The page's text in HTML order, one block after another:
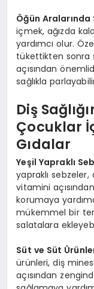
Öğün Aralarında
içmek, ağızda
yardımcı olur.
tükettikten sonra
açısından
sağlıkla
Diş
Çocuklar
Gıdalar
Yeşil Yapraklı
yapraklı
vitamini
korumaya
mükemmel bir
salatalara
Süt ve Süt
ürünleri, diş
açısından